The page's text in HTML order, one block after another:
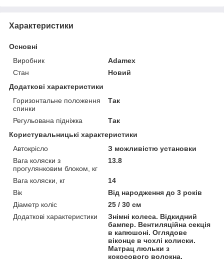
Характеристики
Основні
Виробник
Adamex
Стан
Новий
Додаткові характеристики
Горизонтальне положення
спинки
Так
Регульована підніжка
Так
Користувальницькі характеристики
Автокрісло
З можливістю установки
Вага коляски з
прогулянковим блоком, кг
13.8
Вага коляски, кг
14
Вік
Від народження до 3 років
Діаметр коліс
25 / 30 см
Додаткові характеристики
Знімні колеса. Відкидний
бампер. Вентиляційна секція
в капюшоні. Оглядове
віконце в чохлі колиски.
Матрац люльки з
кокосового волокна.